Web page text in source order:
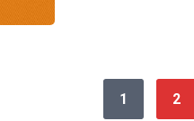
1 2